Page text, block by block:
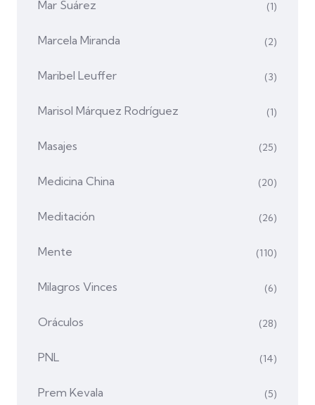
Mar Suárez (1)
Marcela Miranda (2)
Maribel Leuffer (3)
Marisol Márquez Rodríguez (1)
Masajes (25)
Medicina China (20)
Meditación (26)
Mente (110)
Milagros Vinces (6)
Oráculos (28)
PNL (14)
Prem Kevala (5)